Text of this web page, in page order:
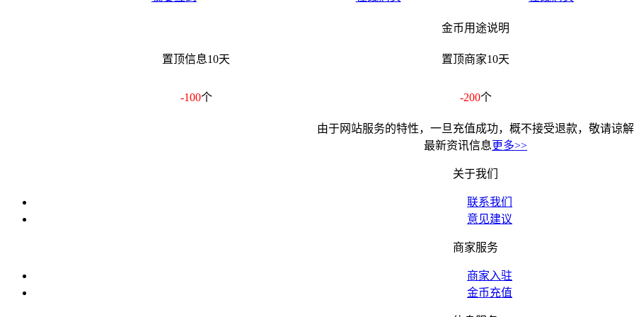
金币用途说明
置顶信息10天 置顶商家10天
-100个 -200个
由于网站服务的特性，一旦充值成功，概不接受退款，敬请谅解
最新资讯信息更多>>
关于我们
联系我们
意见建议
商家服务
商家入驻
金币充值